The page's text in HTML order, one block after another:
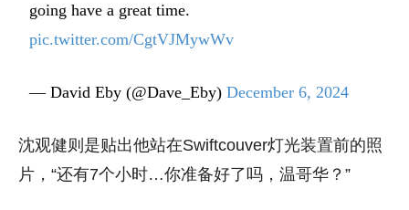
going have a great time.
pic.twitter.com/CgtVJMywWv
— David Eby (@Dave_Eby)December 6, 2024
沈观健则是贴出他站在Swiftcouver灯光装置前的照
片， “还有7个小时…你准备好了吗，温哥华？ ”